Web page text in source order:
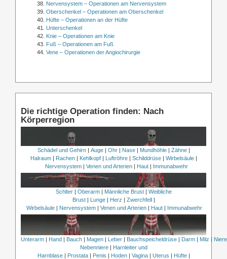
Nervensystem – Operationen am Nervensystem
Oberschenkel – Operationen am Oberschenkel
Hüfte – Operationen an der Hüfte
Unterschenkel
Knie – Operationen am Knie
Fuß – Operationen am Fuß
Vene – Operationen der Angiochirurgie
Die richtige Operation finden: Nach
Körperregion
Schädel und Gehirn| Auge| Ohr| Nase| Mundhöhle| Zähne|
Halraum| Rachen| Kehlkopf| Luftröhre| Schilddrüse| Wirbelsäule|
Nervensystem | Venen und Arterien | Haut | Immunabwehr
Schlter| Oberarm| Männliche Brust| Weibliche
Brust| Lunge| Herz | Zwerchfell|
Wirbelsäule | Nervensystem | Venen und Arterien | Haut | Immunabwehr
Unterarm| Hand| Bauch| Magen| Leber| Bauchspeicheldrüse| Darm| Milz |
Nebenniere| Harnleiter und
Harnblase| Prostata| Penis | Hoden| Vagina| Uterus | Hüfte|